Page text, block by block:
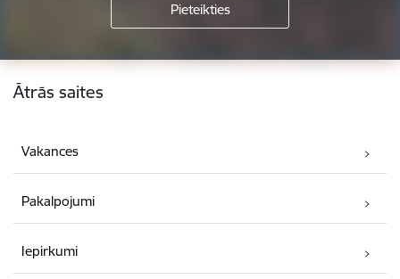
Kājene
Ātrās saites
Vakances
Pakalpojumi
Iepirkumi